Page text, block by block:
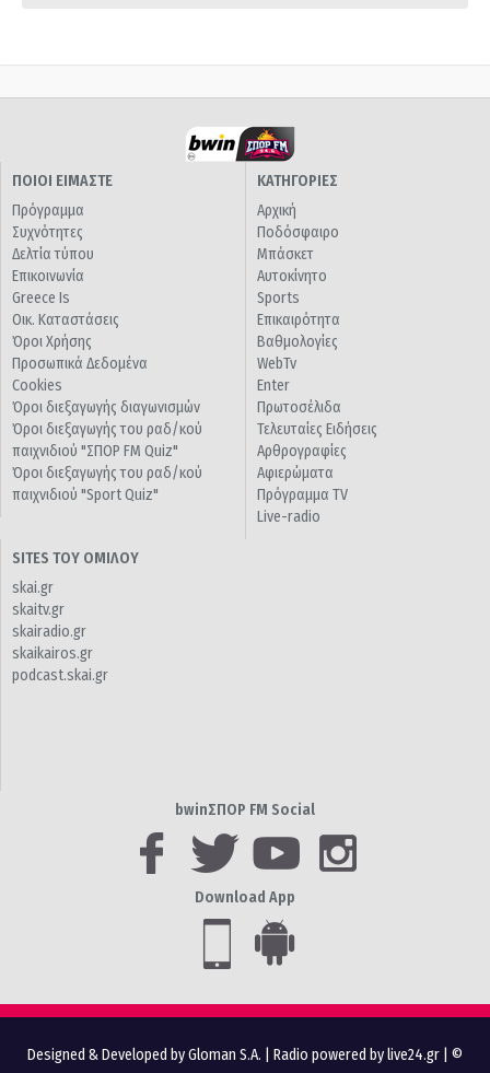
ΠΟΙΟΙ ΕΙΜΑΣΤΕ
Πρόγραμμα
Συχνότητες
Δελτία τύπου
Επικοινωνία
Greece Is
Οικ. Καταστάσεις
Όροι Χρήσης
Προσωπικά Δεδομένα
Cookies
Όροι διεξαγωγής διαγωνισμών
Όροι διεξαγωγής του ραδ/κού
παιχνιδιού "ΣΠΟΡ FM Quiz"
Όροι διεξαγωγής του ραδ/κού
παιχνιδιού "Sport Quiz"
ΚΑΤΗΓΟΡΙΕΣ
Αρχική
Ποδόσφαιρο
Μπάσκετ
Αυτοκίνητο
Sports
Επικαιρότητα
Βαθμολογίες
WebTv
Enter
Πρωτοσέλιδα
Τελευταίες Ειδήσεις
Αρθρογραφίες
Αφιερώματα
Πρόγραμμα TV
Live-radio
SITES ΤΟΥ ΟΜΙΛΟΥ
skai.gr
skaitv.gr
skairadio.gr
skaikairos.gr
podcast.skai.gr
bwinΣΠΟΡ FM Social
Download App
Designed & Developed by Gloman S.A. Radio powered by live24.gr | ©